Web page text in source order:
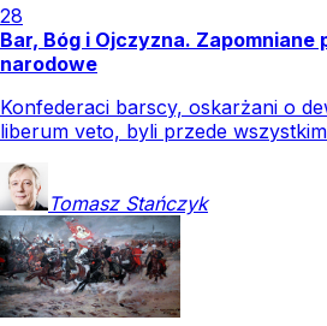
28
Bar, Bóg i Ojczyzna.
narodowe
Konfederaci barscy, oskarżani o
liberum veto, byli przede
Tomasz Stańczyk